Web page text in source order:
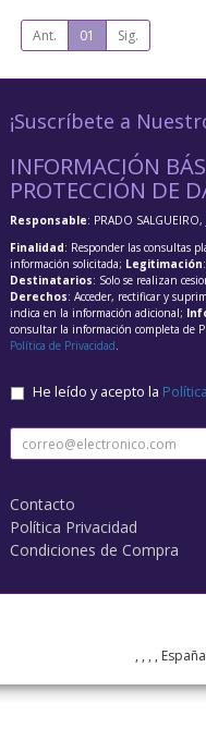
Ant. 01 Sig.
¡Suscríbete a
INFORMACIÓN
PROTECCIÓN DE
Responsable: PRADO SALGUEIRO,
Finalidad: Responder las consultas
información solicitada; Legitimación
Destinatarios: Solo se realizan
Derechos: Acceder, rectificar y
indica en la información adicional;
consultar la información completa de
Política de Privacidad.
He leído y acepto la
Contacto
Política Privacidad
Condiciones de Compra
, , , ,